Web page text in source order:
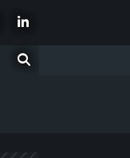
LinkedIn